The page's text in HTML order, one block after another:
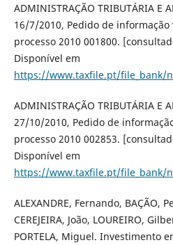
ADMINISTRAÇÃO TRIBUTÁRIA E
16/7/2010, Pedido de informação
processo 2010 001800.
Disponível em
https://www.taxfile.pt/file_bank/
ADMINISTRAÇÃO TRIBUTÁRIA E
27/10/2010, Pedido de
processo 2010 002853.
Disponível em
https://www.taxfile.pt/file_bank/
ALEXANDRE, Fernando, BAÇÃO,
CEREJEIRA, João, LOUREIRO,
PORTELA, Miguel. Investimento